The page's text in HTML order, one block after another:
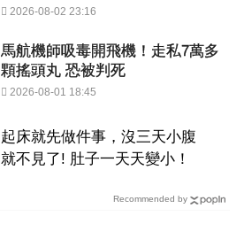
2026-08-02 23:16
馬航機師吸毒開飛機！走私7萬多
顆搖頭丸 恐被判死
2026-08-01 18:45
起床就先做件事，沒三天小腹
就不見了! 肚子一天天變小！
Recommended by